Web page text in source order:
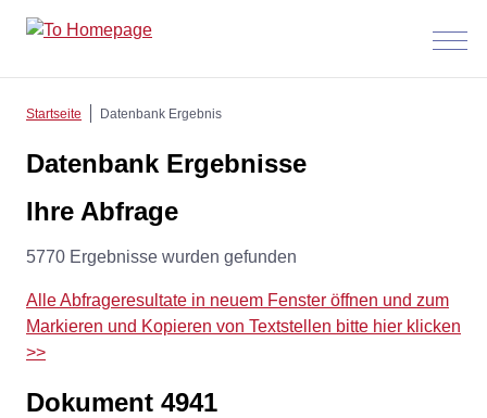
Menü
Startseite Datenbank Ergebnis
Datenbank Ergebnisse
Ihre Abfrage
5770 Ergebnisse wurden gefunden
Alle Abfrageresultate in neuem Fenster öffnen und zum
Markieren und Kopieren von Textstellen bitte hier klicken
>>
Dokument 4941